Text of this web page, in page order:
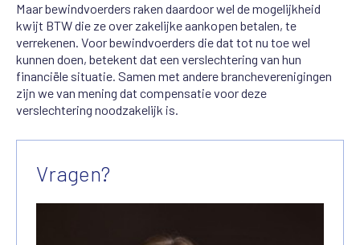
Maar bewindvoerders raken daardoor wel de mogelijkheid
kwijt BTW die ze over zakelijke aankopen betalen, te
verrekenen. Voor bewindvoerders die dat tot nu toe wel
kunnen doen, betekent dat een verslechtering van hun
financiële situatie. Samen met andere brancheverenigingen
zijn we van mening dat compensatie voor deze
verslechtering noodzakelijk is.
Vragen?